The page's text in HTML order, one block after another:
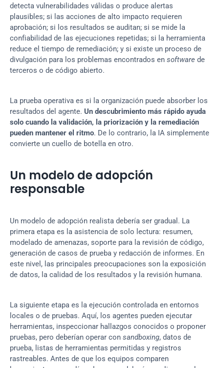
detecta vulnerabilidades válidas o produce alertas
plausibles; si las acciones de alto impacto requieren
aprobación; si los resultados se auditan; si se mide la
confiabilidad de las ejecuciones repetidas; si la herramienta
reduce el tiempo de remediación; y si existe un proceso de
divulgación para los problemas encontrados en software de
terceros o de código abierto.
La prueba operativa es si la organización puede absorber los
resultados del agente. Un descubrimiento más rápido ayuda
solo cuando la validación, la priorización y la remediación
pueden mantener el ritmo. De lo contrario, la IA simplemente
convierte un cuello de botella en otro.
Un modelo de adopción
responsable
Un modelo de adopción realista debería ser gradual. La
primera etapa es la asistencia de solo lectura: resumen,
modelado de amenazas, soporte para la revisión de código,
generación de casos de prueba y redacción de informes. En
este nivel, las principales preocupaciones son la exposición
de datos, la calidad de los resultados y la revisión humana.
La siguiente etapa es la ejecución controlada en entornos
locales o de pruebas. Aquí, los agentes pueden ejecutar
herramientas, inspeccionar hallazgos conocidos o proponer
pruebas, pero deberían operar con sandboxing, datos de
prueba, listas de herramientas permitidas y registros
rastreables. Antes de que los equipos comparen